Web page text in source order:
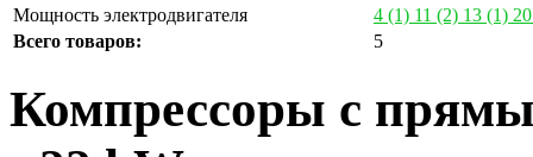
Мощность электродвигателя
4 (1) 11 (2) 13 (1)
Всего товаров:
5
Компрессоры с